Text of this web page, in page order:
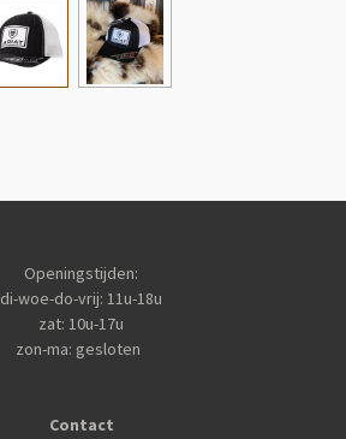
Openingstijden:
di-woe-do-vrij: 11u-18u
zat: 10u-17u
zon-ma: gesloten
Contact